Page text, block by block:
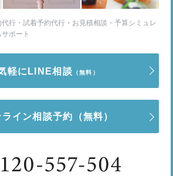
行・試着予約代行・お見積相談・予算シミュレ
ポート
軽にLINE相談 （無料）
ライン相談予約 （無料）